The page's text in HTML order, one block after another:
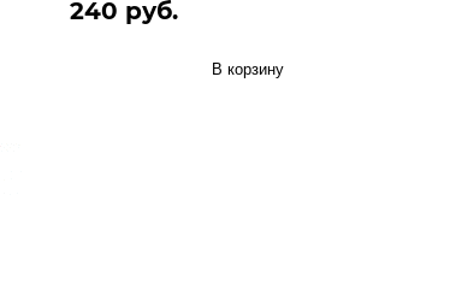
240 руб.
В корзину